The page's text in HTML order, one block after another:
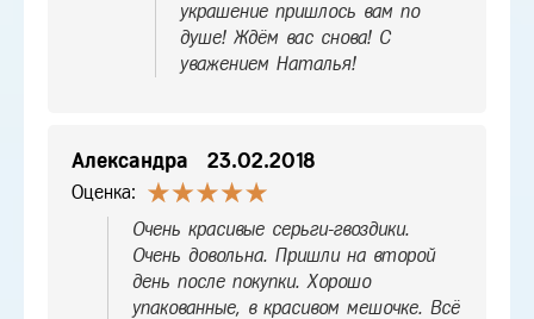
украшение пришлось вам по
душе! Ждём вас снова! С
уважением Наталья!
Александра 23.02.2018
Оценка:
Очень красивые серьги-гвоздики.
Очень довольна. Пришли на второй
день после покупки. Хорошо
упакованные, в красивом мешочке. Всё